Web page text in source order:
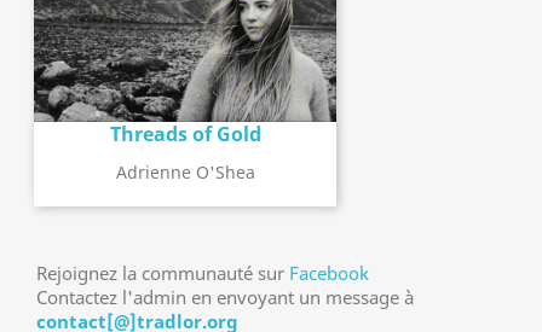
Threads of Gold
Adrienne O'Shea
Rejoignez la communauté sur Facebook
Contactez l'admin en envoyant un message à
contact[@]tradlor.org